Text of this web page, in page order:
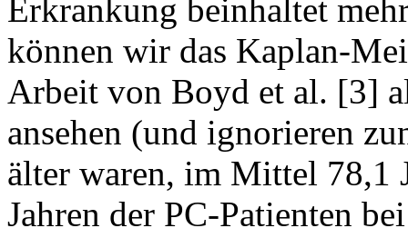
Erkrankung beinhaltet
können wir das Kaplan-
Arbeit von Boyd et al. [3]
ansehen (und ignorieren
älter waren, im Mittel 78,1
Jahren der PC-Patienten